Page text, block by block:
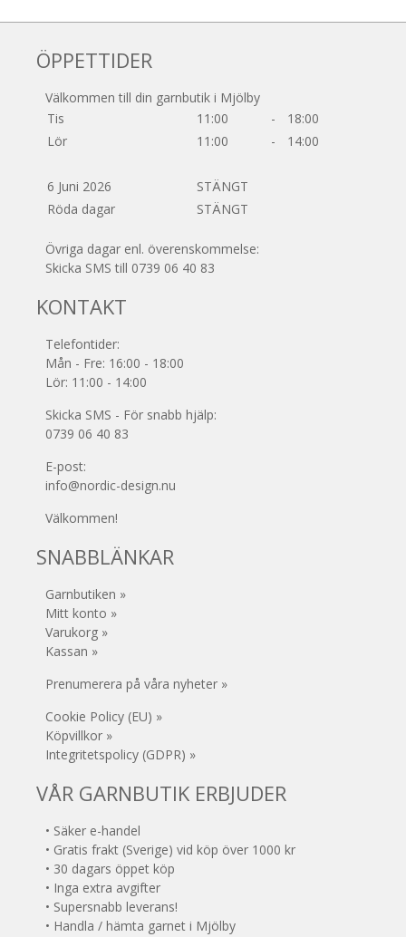
ÖPPETTIDER
Välkommen till din garnbutik i Mjölby
Tis
11:00 -
18:00
Lör
11:00 - 14:00
6 Juni 2026
STÄNGT
Röda dagar
STÄNGT
Övriga dagar enl. överenskommelse:
Skicka SMS till 0739 06 40 83
KONTAKT
Telefontider:
Mån - Fre: 16:00 - 18:00
Lör: 11:00 - 14:00
Skicka SMS - För snabb hjälp:
0739 06 40 83
E-post:
info@nordic-design.nu
Välkommen!
SNABBLÄNKAR
Garnbutiken »
Mitt konto »
Varukorg »
Kassan »
Prenumerera på våra nyheter »
Cookie Policy (EU) »
Köpvillkor »
Integritetspolicy (GDPR) »
VÅR GARNBUTIK ERBJUDER
• Säker e-handel
• Gratis frakt (Sverige) vid köp över 1000 kr
• 30 dagars öppet köp
• Inga extra avgifter
• Supersnabb leverans!
• Handla / hämta garnet i Mjölby